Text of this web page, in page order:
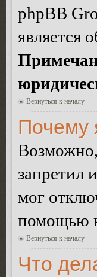
phpBB
является
Вернуться к началу
Почему
запретил
мог
помощью
Вернуться к началу
Что